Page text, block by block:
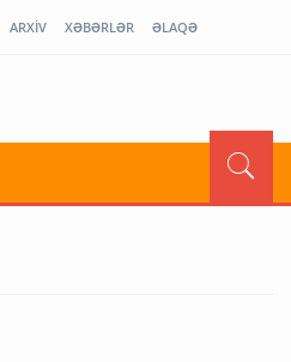
ARXİV XƏBƏRLƏR ƏLAQƏ